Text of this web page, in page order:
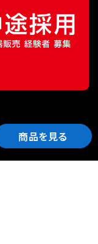
商品を見る